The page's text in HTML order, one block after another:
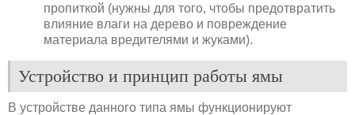
пропиткой (нужны для того, чтобы предотвратить
влияние влаги на дерево и повреждение
материала вредителями и жуками).
Устройство и принцип работы ямы
В устройстве данного типа ямы функционируют